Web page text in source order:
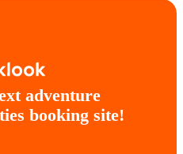
adventure
booking site!